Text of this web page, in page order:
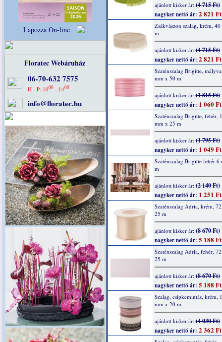
Lapozza On-line
Floratec Webáruház
06-70-632 7575
H - P: 1000 - 1400
info@floratec.hu
ajánlott kisker ár:(4 715 Ft)
nagyker nettó ár: 2 821 Ft
Zsákvászon szalag, krém,
m
ajánlott kisker ár:(4 715 Ft)
nagyker nettó ár: 2 821 Ft
Szaténszalag Brigitte,
mm x 50 m
ajánlott kisker ár:(1 815 Ft)
nagyker nettó ár: 1 060 Ft
Szaténszalag Brigitte, fehér,
mm x 25 m
ajánlott kisker ár:(1 795 Ft)
nagyker nettó ár: 1 049 Ft
Szaténszalag Brigitte fehér 6
m
ajánlott kisker ár:(2 140 Ft)
nagyker nettó ár: 1 251 Ft
Szaténszalag Adria, krém,
25 m
ajánlott kisker ár:(8 670 Ft)
nagyker nettó ár: 5 188 Ft
Szaténszalag Adria, fehér,
25 m
ajánlott kisker ár:(8 670 Ft)
nagyker nettó ár: 5 188 Ft
Szalag, csipkemintás, krém,
mm x 20 m
ajánlott kisker ár:(4 030 Ft)
nagyker nettó ár: 2 362 Ft